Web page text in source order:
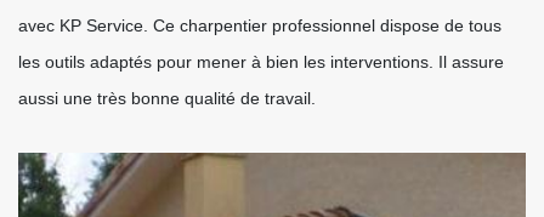
avec KP Service. Ce charpentier professionnel dispose de tous
les outils adaptés pour mener à bien les interventions. Il assure
aussi une très bonne qualité de travail.